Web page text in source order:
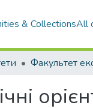
& CollectionsAll